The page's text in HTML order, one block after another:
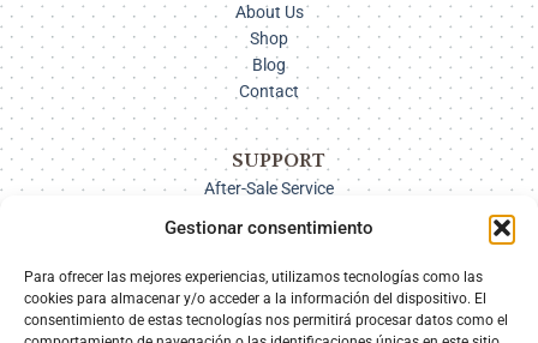
Gestionar consentimiento
Para ofrecer las mejores experiencias, utilizamos tecnologías como las
cookies para almacenar y/o acceder a la información del dispositivo. El
consentimiento de estas tecnologías nos permitirá procesar datos como el
About Us
Shop
Blog
Contact
SUPPORT
After-Sale Service
Payment
Returns